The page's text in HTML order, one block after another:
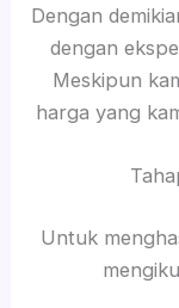
Dengan
dengan
Meskipun
harga yang
Untuk